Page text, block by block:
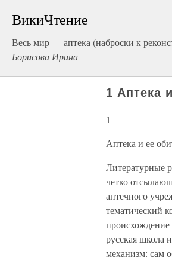
ВикиЧтение
Весь мир — аптека (наброски к
Борисова Ирина
1 Аптека
1
Аптека и ее
Литературные
четко
аптечного
тематический
происхождение
русская школа
механизм: сам